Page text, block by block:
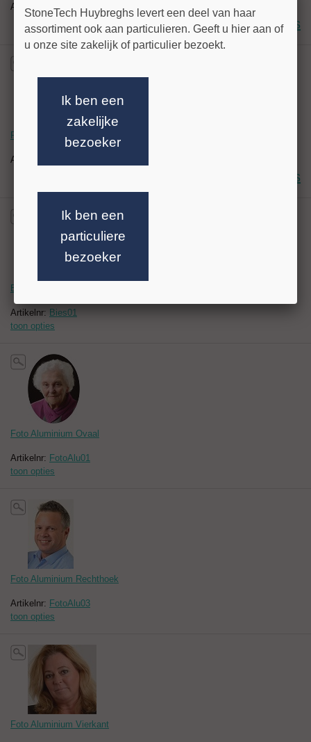
Artikelnr: 094195
Login voor prijs
Rand wit tbv foto kleur
Artikelnr:
Login voor prijs
Bies t.b.v. foto
Artikelnr: Bies01
toon opties
Foto Aluminium Ovaal
Artikelnr: FotoAlu01
toon opties
Foto Aluminium Rechthoek
Artikelnr: FotoAlu03
toon opties
Foto Aluminium Vierkant
StoneTech Huybreghs levert een deel van haar
assortiment ook aan particulieren. Geeft u hier aan of
u onze site zakelijk of particulier bezoekt.
Ik ben een
zakelijke
bezoeker
Ik ben een
particuliere
bezoeker